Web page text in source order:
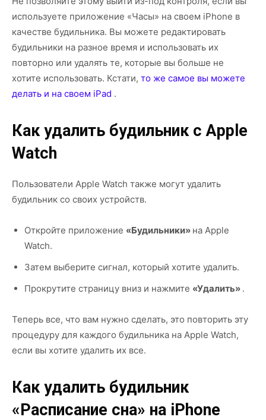
используете приложение «Часы» на своем iPhone в
качестве будильника. Вы можете редактировать
будильники на разное время и использовать их
повторно или удалять те, которые вы больше не
хотите использовать. Кстати, то же самое вы можете
делать и на своем iPad .
Как удалить будильник с Apple
Watch
Пользователи Apple Watch также могут удалить
будильник со своих устройств.
Откройте приложение «Будильники» на Apple
Watch.
Затем выберите сигнал, который хотите удалить.
Прокрутите страницу вниз и нажмите «Удалить» .
Теперь все, что вам нужно сделать, это повторить эту
процедуру для каждого будильника на Apple Watch,
если вы хотите удалить их все.
Как удалить будильник
«Расписание сна» на iPhone